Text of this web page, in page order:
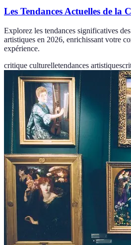
Les Tendances Actuelles de la
Explorez les tendances significatives
artistiques en 2026, enrichissant votre
expérience.
critique culturelletendances artistiques